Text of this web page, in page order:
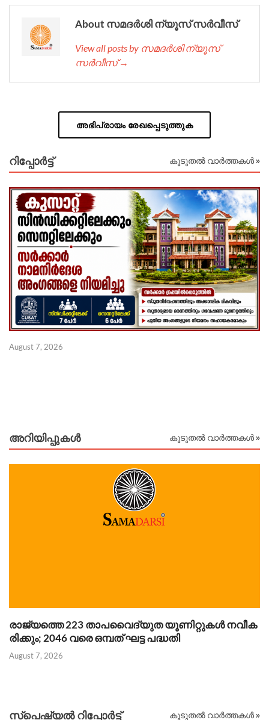
About സമദർശി ന്യൂസ് സർവീസ്
View all posts by സമദർശി ന്യൂസ്
സർവീസ് →
അഭിപ്രായം രേഖപ്പെടുത്തുക
റിപ്പോര്‍ട്ട് കൂടുതൽ വാർത്തകൾ »
August 7, 2026
അറിയിപ്പുകള്‍ കൂടുതൽ വാർത്തകൾ »
രാജ്യത്തെ 223 താപവൈദ്യുത യൂണിറ്റുകൾ നവീക
രിക്കും; 2046 വരെ ഒമ്പത് ഘട്ട പദ്ധതി
August 7, 2026
സ്പെഷ്യൽ റിപ്പോര്‍ട്ട് കൂടുതൽ വാർത്തകൾ »